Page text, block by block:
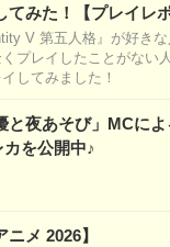
てみた！【プレイレポ
V 第五人格』が好き
くプレイしたことがない
してみました！
と夜あそび」MCに
を公開中♪
ニメ 2026】